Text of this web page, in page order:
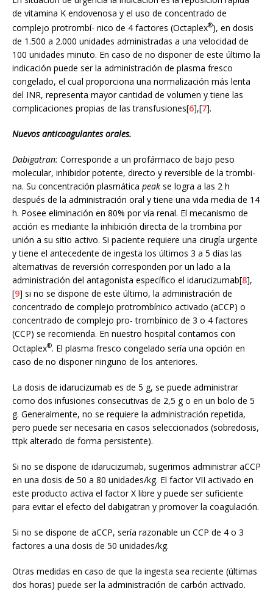
de vitamina K endovenosa y el uso de concentrado de
complejo protrombí- nico de 4 factores (Octaplex®), en dosis
de 1.500 a 2.000 unidades administradas a una velocidad de
100 unidades minuto. En caso de no disponer de este último la
indicación puede ser la administración de plasma fresco
congelado, el cual proporciona una normalización más lenta
del INR, representa mayor cantidad de volumen y tiene las
complicaciones propias de las transfusiones[6],[7].
Nuevos anticoagulantes orales.
Dabigatran: Corresponde a un profármaco de bajo peso
molecular, inhibidor potente, directo y reversible de la trombi-
na. Su concentración plasmática peak se logra a las 2 h
después de la administración oral y tiene una vida media de 14
h. Posee eliminación en 80% por vía renal. El mecanismo de
acción es mediante la inhibición directa de la trombina por
unión a su sitio activo. Si paciente requiere una cirugía urgente
y tiene el antecedente de ingesta los últimos 3 a 5 días las
alternativas de reversión corresponden por un lado a la
administración del antagonista específico el idarucizumab[8],
[9] si no se dispone de este último, la administración de
concentrado de complejo protrombínico activado (aCCP) o
concentrado de complejo pro- trombínico de 3 o 4 factores
(CCP) se recomienda. En nuestro hospital contamos con
Octaplex®. El plasma fresco congelado sería una opción en
caso de no disponer ninguno de los anteriores.
La dosis de idarucizumab es de 5 g, se puede administrar
como dos infusiones consecutivas de 2,5 g o en un bolo de 5
g. Generalmente, no se requiere la administración repetida,
pero puede ser necesaria en casos seleccionados (sobredosis,
ttpk alterado de forma persistente).
Si no se dispone de idarucizumab, sugerimos administrar aCCP
en una dosis de 50 a 80 unidades/kg. El factor VII activado en
este producto activa el factor X libre y puede ser suficiente
para evitar el efecto del dabigatran y promover la coagulación.
Si no se dispone de aCCP, sería razonable un CCP de 4 o 3
factores a una dosis de 50 unidades/kg.
Otras medidas en caso de que la ingesta sea reciente (últimas
dos horas) puede ser la administración de carbón activado.